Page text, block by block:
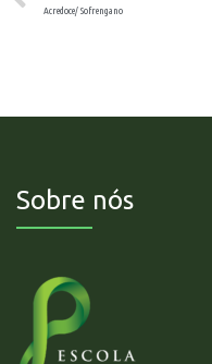
Acredoce/ Sofrengano
Sobre nós